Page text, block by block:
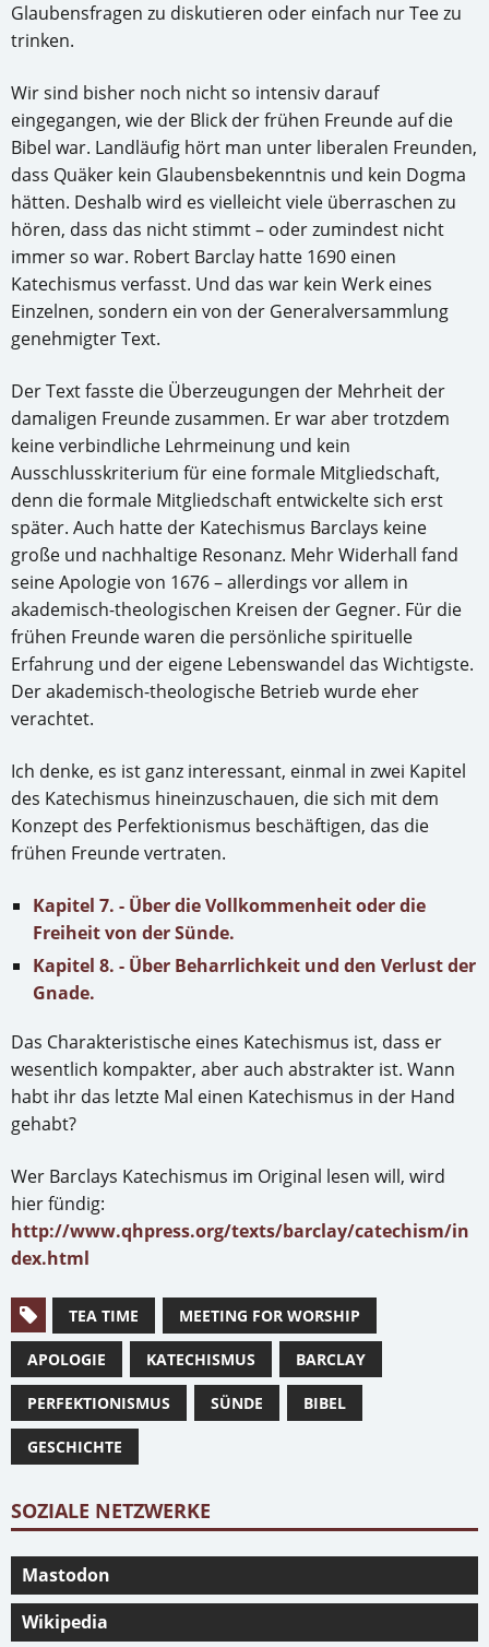
Glaubensfragen zu diskutieren oder einfach nur Tee zu
trinken.
Wir sind bisher noch nicht so intensiv darauf
eingegangen, wie der Blick der frühen Freunde auf die
Bibel war. Landläufig hört man unter liberalen Freunden,
dass Quäker kein Glaubensbekenntnis und kein Dogma
hätten. Deshalb wird es vielleicht viele überraschen zu
hören, dass das nicht stimmt – oder zumindest nicht
immer so war. Robert Barclay hatte 1690 einen
Katechismus verfasst. Und das war kein Werk eines
Einzelnen, sondern ein von der Generalversammlung
genehmigter Text.
Der Text fasste die Überzeugungen der Mehrheit der
damaligen Freunde zusammen. Er war aber trotzdem
keine verbindliche Lehrmeinung und kein
Ausschlusskriterium für eine formale Mitgliedschaft,
denn die formale Mitgliedschaft entwickelte sich erst
später. Auch hatte der Katechismus Barclays keine
große und nachhaltige Resonanz. Mehr Widerhall fand
seine Apologie von 1676 – allerdings vor allem in
akademisch-theologischen Kreisen der Gegner. Für die
frühen Freunde waren die persönliche spirituelle
Erfahrung und der eigene Lebenswandel das Wichtigste.
Der akademisch-theologische Betrieb wurde eher
verachtet.
Ich denke, es ist ganz interessant, einmal in zwei Kapitel
des Katechismus hineinzuschauen, die sich mit dem
Konzept des Perfektionismus beschäftigen, das die
frühen Freunde vertraten.
Kapitel 7. - Über die Vollkommenheit oder die
Freiheit von der Sünde.
Kapitel 8. - Über Beharrlichkeit und den Verlust der
Gnade.
Das Charakteristische eines Katechismus ist, dass er
wesentlich kompakter, aber auch abstrakter ist. Wann
habt ihr das letzte Mal einen Katechismus in der Hand
gehabt?
Wer Barclays Katechismus im Original lesen will, wird
hier fündig:
http://www.qhpress.org/texts/barclay/catechism/in
dex.html
TEA TIME MEETING FOR WORSHIP
APOLOGIE KATECHISMUS BARCLAY
PERFEKTIONISMUS SÜNDE BIBEL
GESCHICHTE
SOZIALE NETZWERKE
Mastodon
Wikipedia